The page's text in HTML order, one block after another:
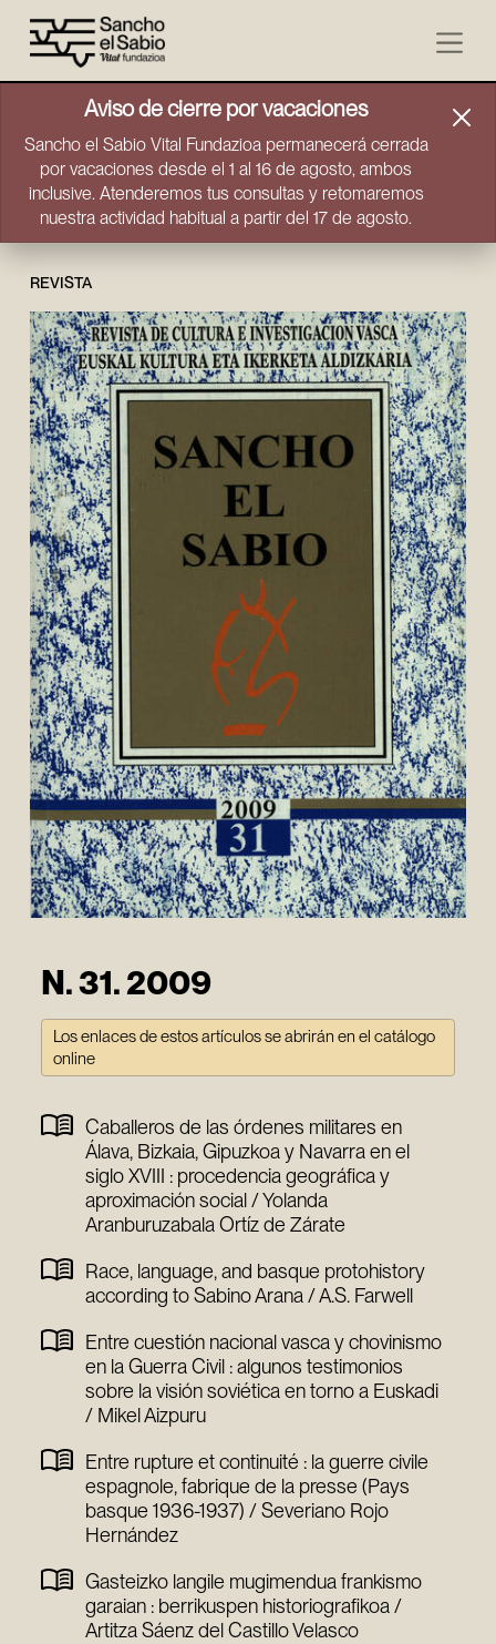
Ir directamente al contenido
Aviso de cierre por vacaciones
Sancho el Sabio Vital Fundazioa permanecerá cerrada
por vacaciones desde el 1 al 16 de agosto, ambos
inclusive. Atenderemos tus consultas y retomaremos
nuestra actividad habitual a partir del 17 de agosto.
REVISTA
N. 31. 2009
Los enlaces de estos artículos se abrirán en el catálogo
online
Caballeros de las órdenes militares en
Álava, Bizkaia, Gipuzkoa y Navarra en el
siglo XVIII : procedencia geográfica y
aproximación social / Yolanda
Aranburuzabala Ortíz de Zárate
Race, language, and basque protohistory
according to Sabino Arana / A.S. Farwell
Entre cuestión nacional vasca y chovinismo
en la Guerra Civil : algunos testimonios
sobre la visión soviética en torno a Euskadi
/ Mikel Aizpuru
Entre rupture et continuité : la guerre civile
espagnole, fabrique de la presse (Pays
basque 1936-1937) / Severiano Rojo
Hernández
Gasteizko langile mugimendua frankismo
garaian : berrikuspen historiografikoa /
Artitza Sáenz del Castillo Velasco